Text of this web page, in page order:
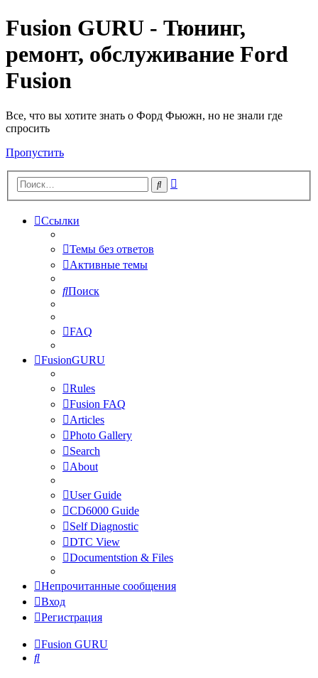
Fusion GURU - Тюнинг,
ремонт, обслуживание Ford
Fusion
Все, что вы хотите знать о Форд Фьюжн, но не знали где
спросить
Пропустить
Поиск
Ссылки
Темы без ответов
Активные темы
Поиск
FAQ
FusionGURU
Rules
Fusion FAQ
Articles
Photo Gallery
Search
About
User Guide
CD6000 Guide
Self Diagnostic
DTC View
Documentstion & Files
Непрочитанные сообщения
Вход
Регистрация
Fusion GURU
Поиск